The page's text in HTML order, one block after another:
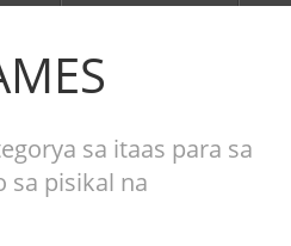
sa itaas para sa
sa pisikal na